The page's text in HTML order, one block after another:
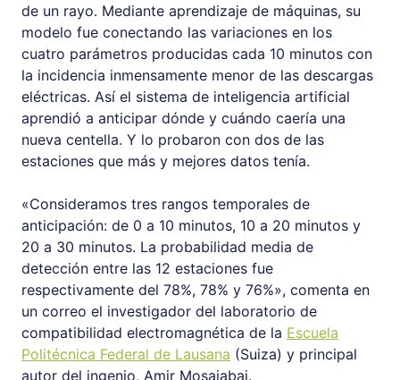
de un rayo. Mediante aprendizaje de máquinas, su
modelo fue conectando las variaciones en los
cuatro parámetros producidas cada 10 minutos con
la incidencia inmensamente menor de las descargas
eléctricas. Así el sistema de inteligencia artificial
aprendió a anticipar dónde y cuándo caería una
nueva centella. Y lo probaron con dos de las
estaciones que más y mejores datos tenía.
«Consideramos tres rangos temporales de
anticipación: de 0 a 10 minutos, 10 a 20 minutos y
20 a 30 minutos. La probabilidad media de
detección entre las 12 estaciones fue
respectivamente del 78%, 78% y 76%», comenta en
un correo el investigador del laboratorio de
compatibilidad electromagnética de la Escuela
Politécnica Federal de Lausana (Suiza) y principal
autor del ingenio, Amir Mosajabai.